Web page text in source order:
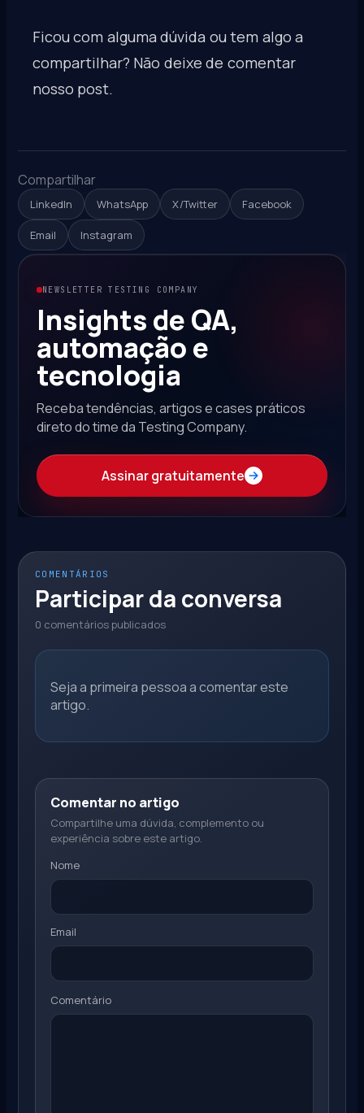
Ficou com alguma dúvida ou tem algo a
compartilhar? Não deixe de comentar
nosso post.
Compartilhar
LinkedIn WhatsApp X/Twitter Facebook
Email Instagram
NEWSLETTER TESTING COMPANY
Insights de QA,
automação e
tecnologia
Receba tendências, artigos e cases práticos
direto do time da Testing Company.
Assinar gratuitamente
COMENTÁRIOS
Participar da conversa
0 comentários publicados
Seja a primeira pessoa a comentar este
artigo.
Comentar no artigo
Compartilhe uma dúvida, complemento ou
experiência sobre este artigo.
Nome
Email
Comentário